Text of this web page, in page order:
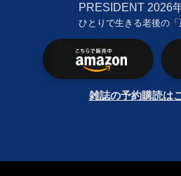
PRESIDENT 2026
ひとりで生きる老後の「
雑誌の予約購読は